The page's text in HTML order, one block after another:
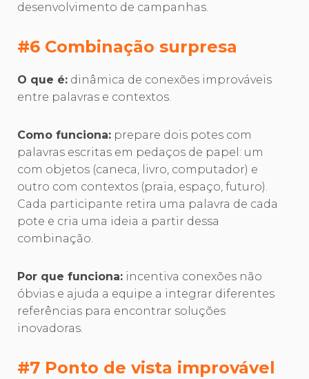
desenvolvimento de campanhas.
#6 Combinação surpresa
O que é: dinâmica de conexões improváveis
entre palavras e contextos.
Como funciona: prepare dois potes com
palavras escritas em pedaços de papel: um
com objetos (caneca, livro, computador) e
outro com contextos (praia, espaço, futuro).
Cada participante retira uma palavra de cada
pote e cria uma ideia a partir dessa
combinação.
Por que funciona: incentiva conexões não
óbvias e ajuda a equipe a integrar diferentes
referências para encontrar soluções
inovadoras.
#7 Ponto de vista improvável